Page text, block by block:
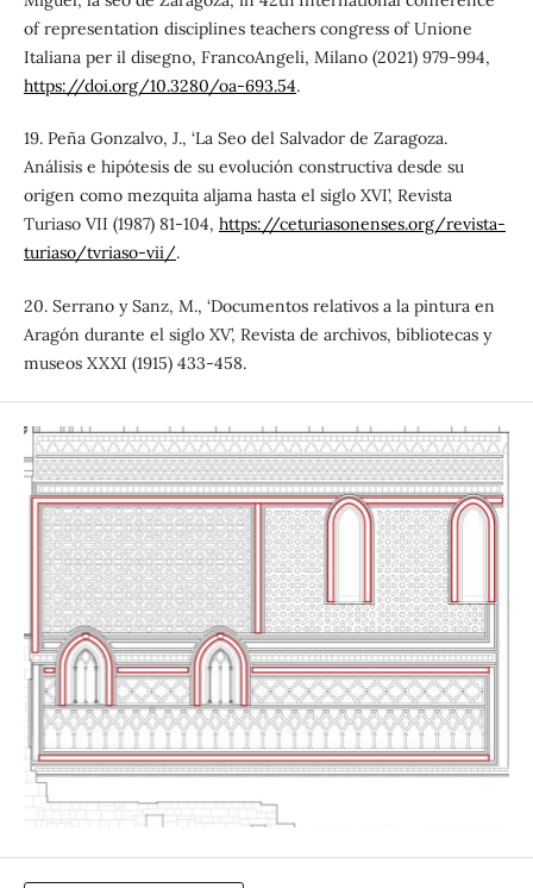
of representation disciplines teachers congress of Unione
Italiana per il disegno, FrancoAngeli, Milano (2021) 979-994,
https://doi.org/10.3280/oa-693.54.
19. Peña Gonzalvo, J., ‘La Seo del Salvador de Zaragoza.
Análisis e hipótesis de su evolución constructiva desde su
origen como mezquita aljama hasta el siglo XVI’, Revista
Turiaso VII (1987) 81-104, https://ceturiasonenses.org/revista-
turiaso/tvriaso-vii/.
20. Serrano y Sanz, M., ‘Documentos relativos a la pintura en
Aragón durante el siglo XV’, Revista de archivos, bibliotecas y
museos XXXI (1915) 433-458.